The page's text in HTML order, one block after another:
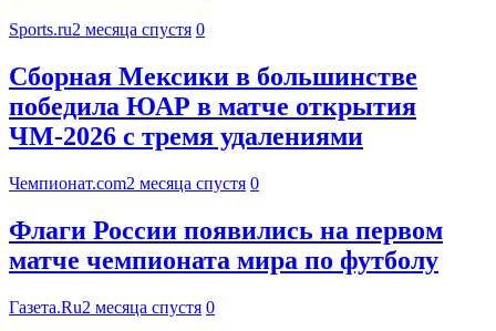
Sports.ru2 месяца спустя 0
Сборная Мексики в большинстве
победила ЮАР в матче открытия
ЧМ-2026 с тремя удалениями
Чемпионат.com2 месяца спустя 0
Флаги России появились на первом
матче чемпионата мира по футболу
Газета.Ru2 месяца спустя 0